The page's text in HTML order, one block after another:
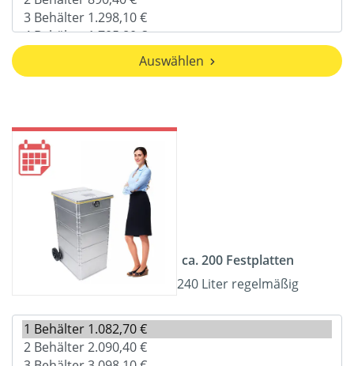
Auswählen
ca. 200 Festplatten
240 Liter regelmäßig